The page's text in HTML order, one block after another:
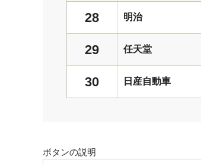
28 明治
29 任天堂
30 日産自動車
ボタンの説明